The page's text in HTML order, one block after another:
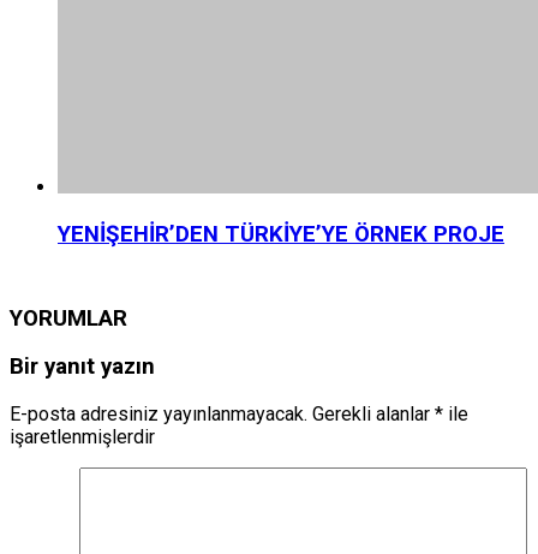
YENİŞEHİR’DEN TÜRKİYE’YE ÖRNEK PROJE
YORUMLAR
Bir yanıt yazın
E-posta adresiniz yayınlanmayacak. Gerekli alanlar * ile
işaretlenmişlerdir